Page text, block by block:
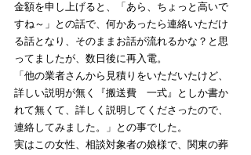
金額を申し上げると、「あら、ちょっと高いで
すね～」との話で、何かあったら連絡いただけ
る話となり、そのままお話が流れるかな？と思
ってましたが、数日後に再入電。
「他の業者さんから見積りをいただいたけど、
詳しい説明が無く『搬送費　一式』としか書か
れて無くて、詳しく説明してくださったので、
連絡してみました。」との事でした。
実はこの女性、相談対象者の娘様で、関東の葬